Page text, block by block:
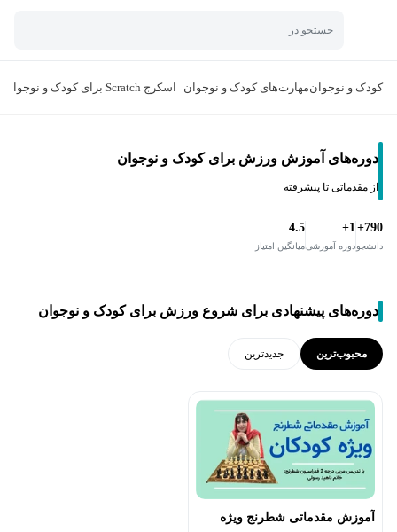
جستجو در
کودک و نوجوانمهارت‌های کودک و نوجوان اسکرچ Scratch برای کودک و نوجوان
دوره‌های آموزش ورزش برای کودک و نوجوان
از مقدماتی تا پیشرفته
790+
دانشجو
1+
دوره آموزشی
4.5
میانگین امتیاز
دوره‌های پیشنهادی برای شروع ورزش برای کودک و نوجوان
محبوب‌ترین جدید‌ترین
آموزش مقدماتی شطرنج ویژه